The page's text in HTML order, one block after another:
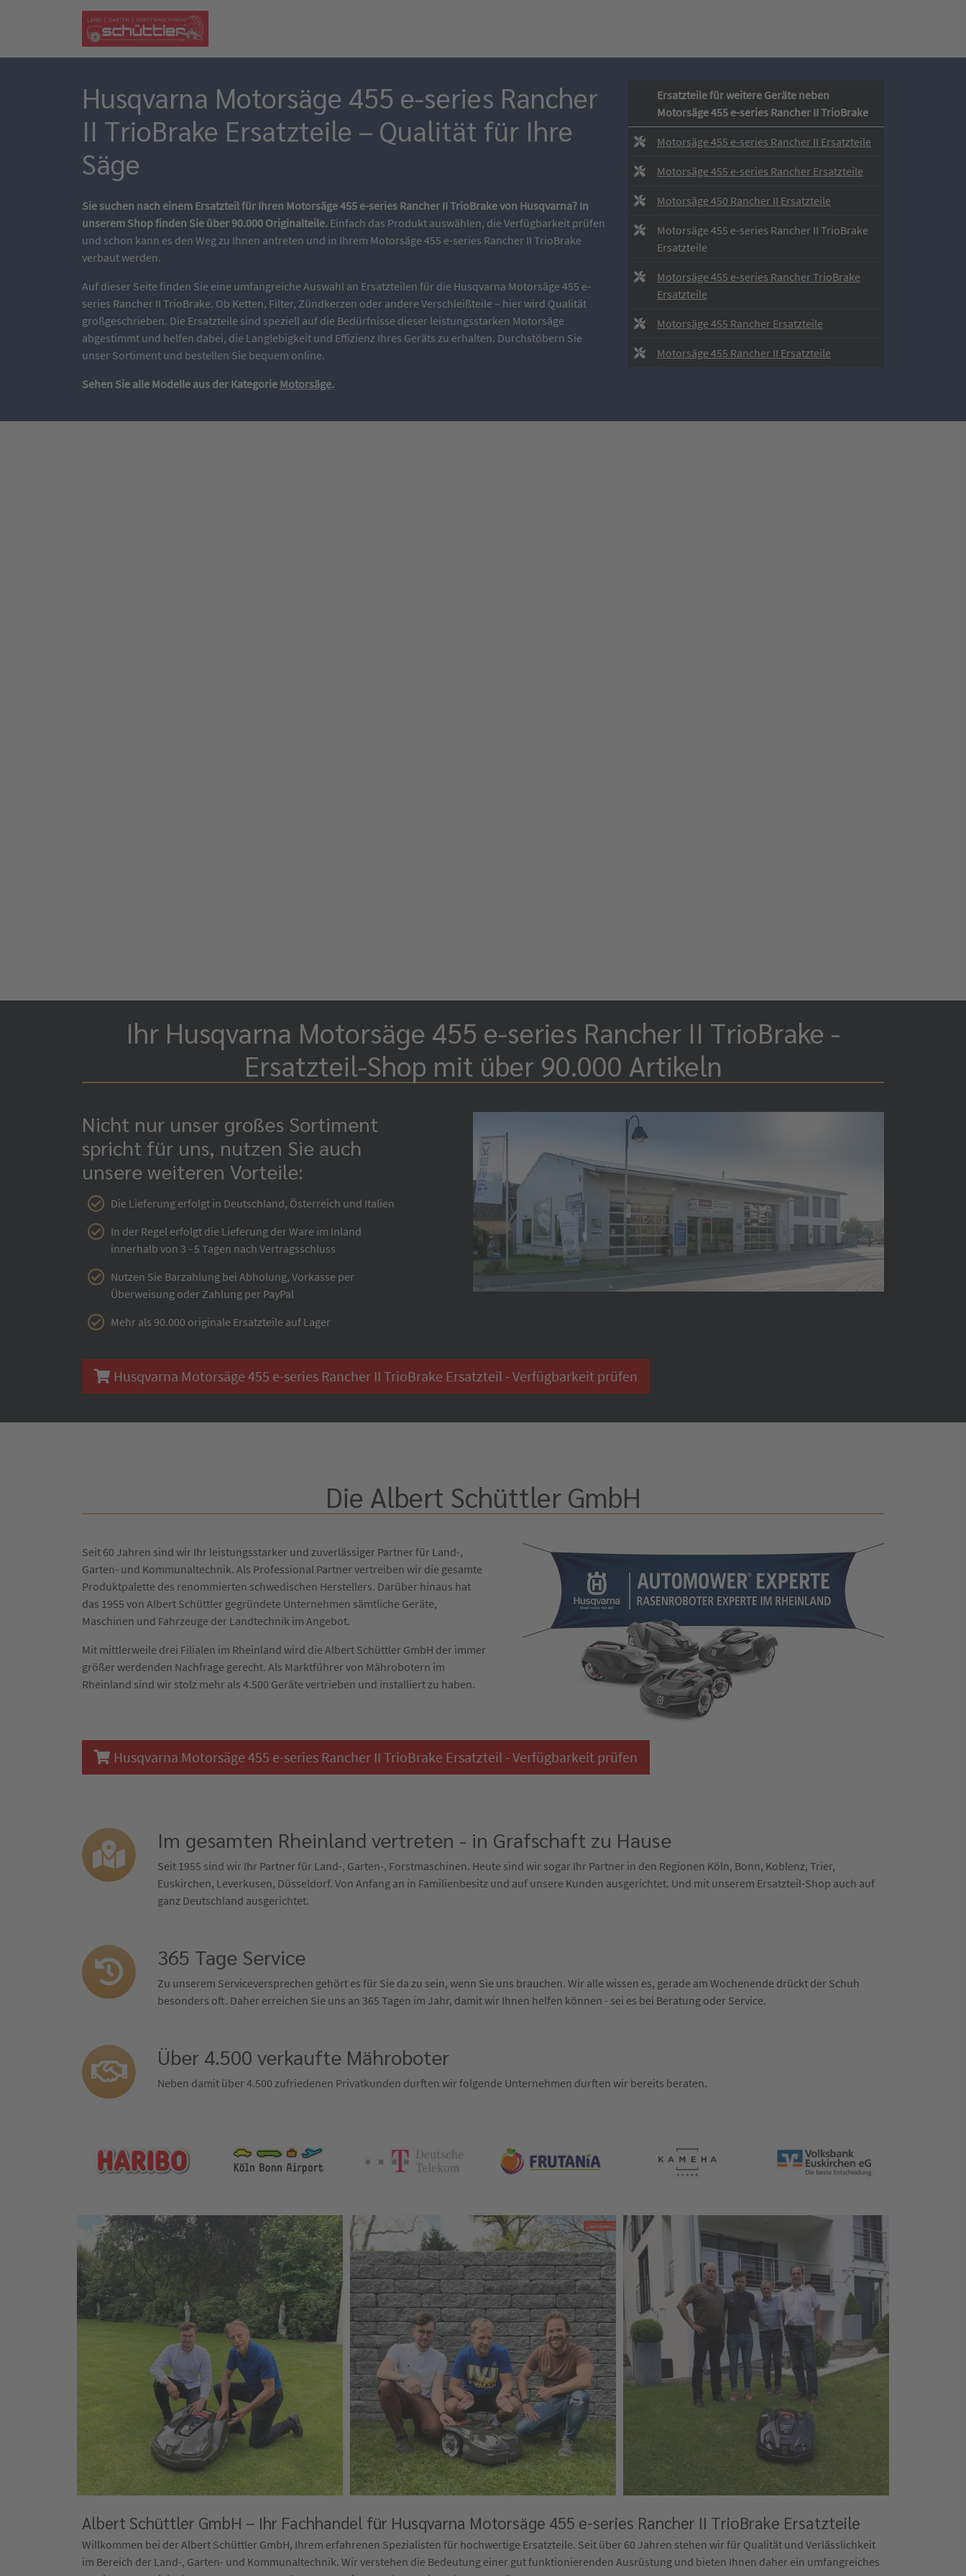
Husqvarna Motorsäge 455 e-series Rancher
II TrioBrake Ersatzteile – Qualität für Ihre
Säge
Sie suchen nach einem Ersatzteil für Ihren Motorsäge 455 e-series Rancher II TrioBrake von Husqvarna? In
unserem Shop finden Sie über 90.000 Originalteile. Einfach das Produkt auswählen, die Verfügbarkeit prüfen
und schon kann es den Weg zu Ihnen antreten und in Ihrem Motorsäge 455 e-series Rancher II TrioBrake
verbaut werden.
Auf dieser Seite finden Sie eine umfangreiche Auswahl an Ersatzteilen für die Husqvarna Motorsäge 455 e-
series Rancher II TrioBrake. Ob Ketten, Filter, Zündkerzen oder andere Verschleißteile – hier wird Qualität
großgeschrieben. Die Ersatzteile sind speziell auf die Bedürfnisse dieser leistungsstarken Motorsäge
abgestimmt und helfen dabei, die Langlebigkeit und Effizienz Ihres Geräts zu erhalten. Durchstöbern Sie
unser Sortiment und bestellen Sie bequem online.
Sehen Sie alle Modelle aus der Kategorie Motorsäge.
Ersatzteile für weitere Geräte neben
Motorsäge 455 e-series Rancher II TrioBrake
Motorsäge 455 e-series Rancher II Ersatzteile
Motorsäge 455 e-series Rancher Ersatzteile
Motorsäge 450 Rancher II Ersatzteile
Motorsäge 455 e-series Rancher II TrioBrake
Ersatzteile
Motorsäge 455 e-series Rancher TrioBrake
Ersatzteile
Motorsäge 455 Rancher Ersatzteile
Motorsäge 455 Rancher II Ersatzteile
Ihr Husqvarna Motorsäge 455 e-series Rancher II TrioBrake -
Ersatzteil-Shop mit über 90.000 Artikeln
Nicht nur unser großes Sortiment
spricht für uns, nutzen Sie auch
unsere weiteren Vorteile:
Die Lieferung erfolgt in Deutschland, Österreich und Italien
In der Regel erfolgt die Lieferung der Ware im Inland
innerhalb von 3 - 5 Tagen nach Vertragsschluss
Nutzen Sie Barzahlung bei Abholung, Vorkasse per
Überweisung oder Zahlung per PayPal
Mehr als 90.000 originale Ersatzteile auf Lager
Husqvarna Motorsäge 455 e-series Rancher II TrioBrake Ersatzteil - Verfügbarkeit prüfen
Die Albert Schüttler GmbH
Seit 60 Jahren sind wir Ihr leistungsstarker und zuverlässiger Partner für Land-,
Garten- und Kommunaltechnik. Als Professional Partner vertreiben wir die gesamte
Produktpalette des renommierten schwedischen Herstellers. Darüber hinaus hat
das 1955 von Albert Schüttler gegründete Unternehmen sämtliche Geräte,
Maschinen und Fahrzeuge der Landtechnik im Angebot.
Mit mittlerweile drei Filialen im Rheinland wird die Albert Schüttler GmbH der immer
größer werdenden Nachfrage gerecht. Als Marktführer von Mährobotern im
Rheinland sind wir stolz mehr als 4.500 Geräte vertrieben und installiert zu haben.
Husqvarna Motorsäge 455 e-series Rancher II TrioBrake Ersatzteil - Verfügbarkeit prüfen
Im gesamten Rheinland vertreten - in Grafschaft zu Hause
Seit 1955 sind wir Ihr Partner für Land-, Garten-, Forstmaschinen. Heute sind wir sogar Ihr Partner in den Regionen Köln, Bonn, Koblenz, Trier,
Euskirchen, Leverkusen, Düsseldorf. Von Anfang an in Familienbesitz und auf unsere Kunden ausgerichtet. Und mit unserem Ersatzteil-Shop auch auf
ganz Deutschland ausgerichtet.
365 Tage Service
Zu unserem Serviceversprechen gehört es für Sie da zu sein, wenn Sie uns brauchen. Wir alle wissen es, gerade am Wochenende drückt der Schuh
besonders oft. Daher erreichen Sie uns an 365 Tagen im Jahr, damit wir Ihnen helfen können - sei es bei Beratung oder Service.
Über 4.500 verkaufte Mähroboter
Neben damit über 4.500 zufriedenen Privatkunden durften wir folgende Unternehmen durften wir bereits beraten.
Albert Schüttler GmbH – Ihr Fachhandel für Husqvarna Motorsäge 455 e-series Rancher II TrioBrake Ersatzteile
Willkommen bei der Albert Schüttler GmbH, Ihrem erfahrenen Spezialisten für hochwertige Ersatzteile. Seit über 60 Jahren stehen wir für Qualität und Verlässlichkeit
im Bereich der Land-, Garten- und Kommunaltechnik. Wir verstehen die Bedeutung einer gut funktionierenden Ausrüstung und bieten Ihnen daher ein umfangreiches